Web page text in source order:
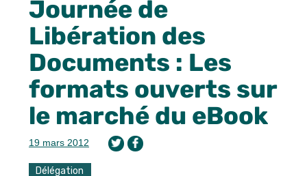
Journée de
Libération des
Documents : Les
formats ouverts sur
le marché du eBook
19 mars 2012
Délégation